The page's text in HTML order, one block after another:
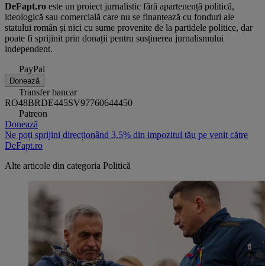
DeFapt.ro este un proiect jurnalistic fără apartenență politică,
ideologică sau comercială care nu se finanțează cu fonduri ale
statului român și nici cu sume provenite de la partidele politice, dar
poate fi sprijinit prin donații pentru susținerea jurnalismului
independent.
PayPal
Donează
Transfer bancar
RO48BRDE445SV97760644450
Patreon
Donează
Ne poți sprijini direcționând 3,5% din impozitul tău pe venit către
DeFapt.ro
Alte articole din categoria Politică